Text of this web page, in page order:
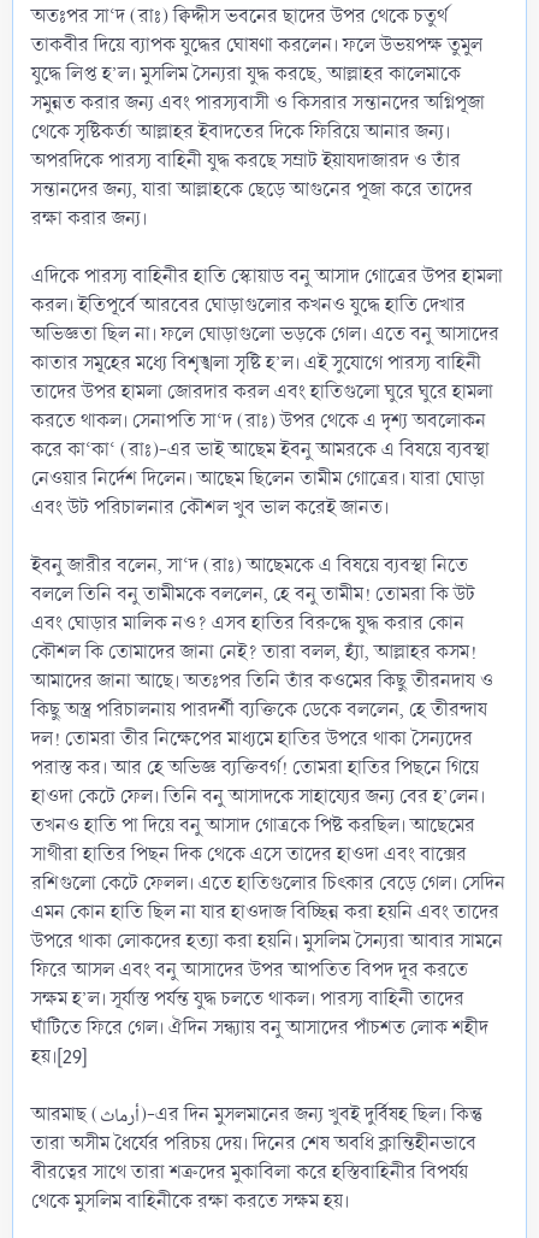
অতঃপর সা‘দ (রাঃ) ক্বিদ্দীস ভবনের ছাদের উপর থেকে চতুর্থ
তাকবীর দিয়ে ব্যাপক যুদ্ধের ঘোষণা করলেন। ফলে উভয়পক্ষ তুমুল
যুদ্ধে লিপ্ত হ’ল। মুসলিম সৈন্যরা যুদ্ধ করছে, আল্লাহর কালেমাকে
সমুন্নত করার জন্য এবং পারস্যবাসী ও কিসরার সন্তানদের অগ্নিপূজা
থেকে সৃষ্টিকর্তা আল্লাহর ইবাদতের দিকে ফিরিয়ে আনার জন্য।
অপরদিকে পারস্য বাহিনী যুদ্ধ করছে সম্রাট ইয়াযদাজারদ ও তাঁর
সন্তানদের জন্য, যারা আল্লাহকে ছেড়ে আগুনের পূজা করে তাদের
রক্ষা করার জন্য।
এদিকে পারস্য বাহিনীর হাতি স্কোয়াড বনু আসাদ গোত্রের উপর হামলা
করল। ইতিপূর্বে আরবের ঘোড়াগুলোর কখনও যুদ্ধে হাতি দেখার
অভিজ্ঞতা ছিল না। ফলে ঘোড়াগুলো ভড়কে গেল। এতে বনু আসাদের
কাতার সমূহের মধ্যে বিশৃঙ্খলা সৃষ্টি হ’ল। এই সুযোগে পারস্য বাহিনী
তাদের উপর হামলা জোরদার করল এবং হাতিগুলো ঘুরে ঘুরে হামলা
করতে থাকল। সেনাপতি সা‘দ (রাঃ) উপর থেকে এ দৃশ্য অবলোকন
করে কা‘কা‘ (রাঃ)-এর ভাই আছেম ইবনু আমরকে এ বিষয়ে ব্যবস্থা
নেওয়ার নির্দেশ দিলেন। আছেম ছিলেন তামীম গোত্রের। যারা ঘোড়া
এবং উট পরিচালনার কৌশল খুব ভাল করেই জানত।
ইবনু জারীর বলেন, সা‘দ (রাঃ) আছেমকে এ বিষয়ে ব্যবস্থা নিতে
বললে তিনি বনু তামীমকে বললেন, হে বনু তামীম! তোমরা কি উট
এবং ঘোড়ার মালিক নও? এসব হাতির বিরুদ্ধে যুদ্ধ করার কোন
কৌশল কি তোমাদের জানা নেই? তারা বলল, হ্যাঁ, আল্লাহর কসম!
আমাদের জানা আছে। অতঃপর তিনি তাঁর কওমের কিছু তীরনদায ও
কিছু অস্ত্র পরিচালনায় পারদর্শী ব্যক্তিকে ডেকে বললেন, হে তীরন্দায
দল! তোমরা তীর নিক্ষেপের মাধ্যমে হাতির উপরে থাকা সৈন্যদের
পরাস্ত কর। আর হে অভিজ্ঞ ব্যক্তিবর্গ! তোমরা হাতির পিছনে গিয়ে
হাওদা কেটে ফেল। তিনি বনু আসাদকে সাহায্যের জন্য বের হ’লেন।
তখনও হাতি পা দিয়ে বনু আসাদ গোত্রকে পিষ্ট করছিল। আছেমের
সাথীরা হাতির পিছন দিক থেকে এসে তাদের হাওদা এবং বাক্সের
রশিগুলো কেটে ফেলল। এতে হাতিগুলোর চিৎকার বেড়ে গেল। সেদিন
এমন কোন হাতি ছিল না যার হাওদাজ বিচ্ছিন্ন করা হয়নি এবং তাদের
উপরে থাকা লোকদের হত্যা করা হয়নি। মুসলিম সৈন্যরা আবার সামনে
ফিরে আসল এবং বনু আসাদের উপর আপতিত বিপদ দূর করতে
সক্ষম হ’ল। সূর্যাস্ত পর্যন্ত যুদ্ধ চলতে থাকল। পারস্য বাহিনী তাদের
ঘাঁটিতে ফিরে গেল। ঐদিন সন্ধ্যায় বনু আসাদের পাঁচশত লোক শহীদ
হয়।[29]
আরমাছ (أرماث)-এর দিন মুসলমানের জন্য খুবই দুর্বিষহ ছিল। কিন্তু
তারা অসীম ধৈর্যের পরিচয় দেয়। দিনের শেষ অবধি ক্লান্তিহীনভাবে
বীরত্বের সাথে তারা শত্রুদের মুকাবিলা করে হস্তিবাহিনীর বিপর্যয়
থেকে মুসলিম বাহিনীকে রক্ষা করতে সক্ষম হয়।